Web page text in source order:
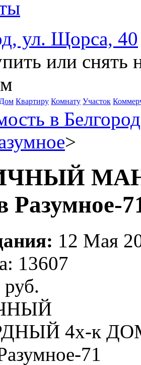
ул. Щорса, 40
или
Дом Квартиру Комнату Участок
в
>
Разумное-
12 Мая
13607